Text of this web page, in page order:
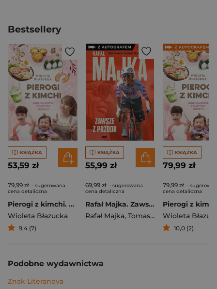
Bestsellery
KSIĄŻKA
53,59 zł
79,99 zł - sugerowana
cena detaliczna
Pierogi z kimchi. Moje ulubione azjatyckie przepisy
Wioleta Błazucka
9,4 (7)
KSIĄŻKA
55,99 zł
69,99 zł - sugerowana
cena detaliczna
Rafał Majka. Zawsze z przodu. Rozmawia Tomasz Kalemba - książka z autografem
Rafał Majka, Tomasz Kalemba
KSIĄŻKA
79,99 zł
79,99 zł -
cena detaliczna
Wioleta
10,0 (2)
Podobne wydawnictwa
Znak Literanova